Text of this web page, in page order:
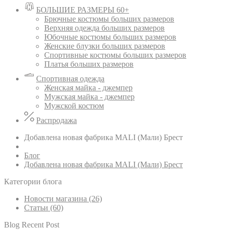
БОЛЬШИЕ РАЗМЕРЫ 60+
Брючные костюмы больших размеров
Верхняя одежда больших размеров
Юбочные костюмы больших размеров
Женские блузки больших размеров
Спортивные костюмы больших размеров
Платья больших размеров
Спортивная одежда
Женская майка - джемпер
Мужская майка - джемпер
Мужской костюм
Распродажа
Добавлена новая фабрика MALI (Мали) Брест
Блог
Добавлена новая фабрика MALI (Мали) Брест
Категории блога
Новости магазина (26)
Статьи (60)
Blog Recent Post